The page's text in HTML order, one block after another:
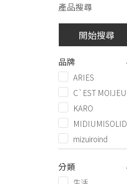
產品搜尋
品牌
ARIES
C`EST MOIJEU
KARO
MIDIUMISOLID
mizuiroind
分類